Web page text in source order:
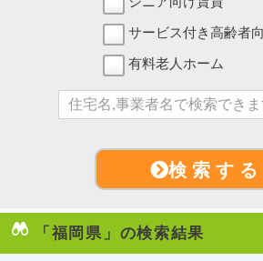
サービス付き高齢者
有料老人ホーム
検 索 す る
「福岡県」の検索結果